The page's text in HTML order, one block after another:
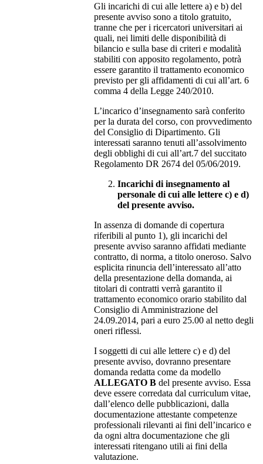
Gli incarichi di cui alle lettere a) e b) del
presente avviso sono a titolo gratuito,
tranne che per i ricercatori universitari ai
quali, nei limiti delle disponibilità di
bilancio e sulla base di criteri e modalità
stabiliti con apposito regolamento, potrà
essere garantito il trattamento economico
previsto per gli affidamenti di cui all’art. 6
comma 4 della Legge 240/2010.
L’incarico d’insegnamento sarà conferito
per la durata del corso, con provvedimento
del Consiglio di Dipartimento. Gli
interessati saranno tenuti all’assolvimento
degli obblighi di cui all’art.7 del succitato
Regolamento DR 2674 del 05/06/2019.
Incarichi di insegnamento al
personale di cui alle lettere c) e d)
del presente avviso.
In assenza di domande di copertura
riferibili al punto 1), gli incarichi del
presente avviso saranno affidati mediante
contratto, di norma, a titolo oneroso. Salvo
esplicita rinuncia dell’interessato all’atto
della presentazione della domanda, ai
titolari di contratti verrà garantito il
trattamento economico orario stabilito dal
Consiglio di Amministrazione del
24.09.2014, pari a euro 25.00 al netto degli
oneri riflessi.
I soggetti di cui alle lettere c) e d) del
presente avviso, dovranno presentare
domanda redatta come da modello
ALLEGATO B del presente avviso. Essa
deve essere corredata dal curriculum vitae,
dall’elenco delle pubblicazioni, dalla
documentazione attestante competenze
professionali rilevanti ai fini dell’incarico e
da ogni altra documentazione che gli
interessati ritengano utili ai fini della
valutazione.